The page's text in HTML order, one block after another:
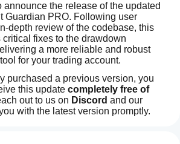
announce the release of the updated
Guardian PRO. Following user
depth review of the codebase, this
fixes to the drawdown
a more reliable and robust
for your trading account.
purchased a previous version, you
this update completely free of
out to us on Discord and our
with the latest version promptly.